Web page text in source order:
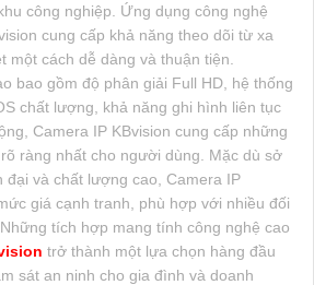
công nghiệp. Ứng dụng công nghệ
cung cấp khả năng theo dõi từ xa
một cách dễ dàng và thuận tiện.
bao gồm độ phân giải Full HD, hệ thống
chất lượng, khả năng ghi hình liên tục
Camera IP KBvision cung cấp những
ràng nhất cho người dùng. Mặc dù sở
đại và chất lượng cao, Camera IP
giá cạnh tranh, phù hợp với nhiều đối
tích hợp mang tính công nghệ cao
trở thành một lựa chọn hàng đầu
sát an ninh cho gia đình và doanh